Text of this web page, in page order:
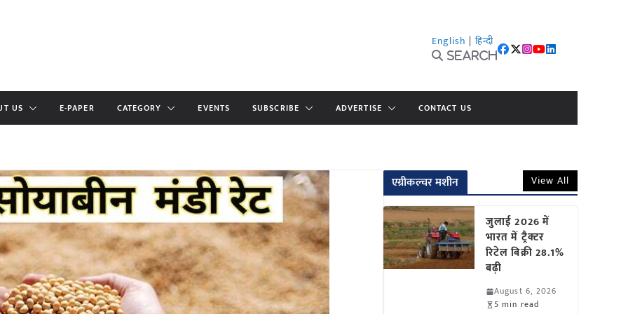
English | हिन्दी
Search
US E-PAPER CATEGORY EVENTS SUBSCRIBE ADVERTISE CONTACT US
एग्रीकल्चर मशीन View All
जुलाई 2026 में
भारत में ट्रैक्टर
रिटेल बिक्री 28.1%
बढ़ी
August 6, 2026
5 min read